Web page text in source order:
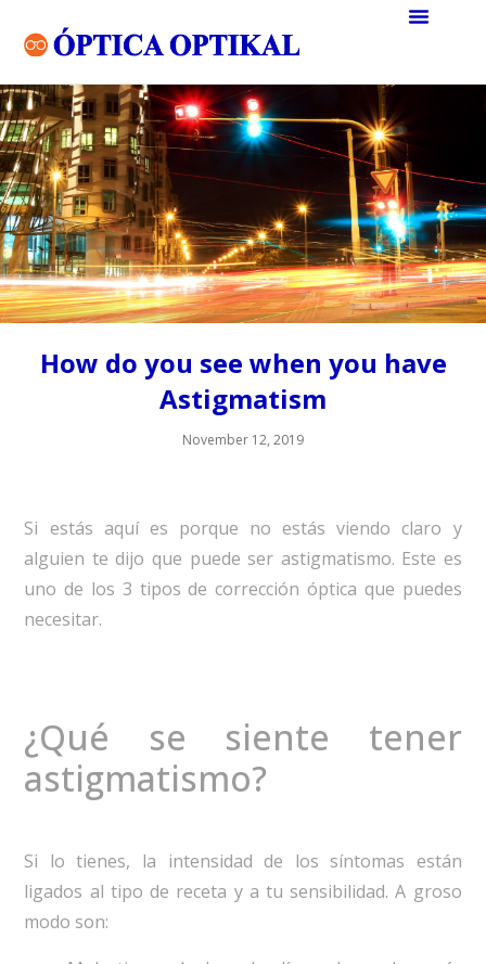
How do you see when you have
Astigmatism
November 12, 2019
Si estás aquí es porque no estás viendo claro y
alguien te dijo que puede ser astigmatismo. Este es
uno de los 3 tipos de corrección óptica que puedes
necesitar.
¿Qué se siente tener
astigmatismo?
Si lo tienes, la intensidad de los síntomas están
ligados al tipo de receta y a tu sensibilidad. A groso
modo son: